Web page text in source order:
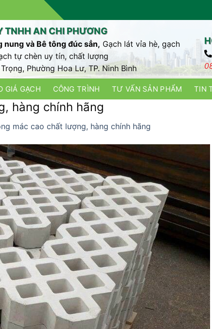
TNHH AN CHI PHƯƠNG
nung và Bê tông đúc sẳn, Gạch lát vỉa hè, gạch
tự chèn uy tín, chất lượng
Phường Hoa Lư, TP. Ninh Bình
GIÁ GẠCH CÔNG TRÌNH TƯ VẤN SẢN PHẨM TIN
hàng chính hãng
mác cao chất lượng, hàng chính hãng